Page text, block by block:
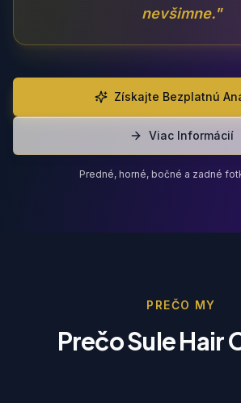
nevšimne."
Získajte Bezplatnú
Viac Informácií
Predné, horné, bočné a zadné
PREČO MY
Prečo Sule Hair